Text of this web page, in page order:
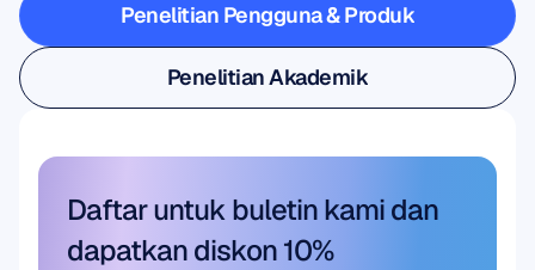
Penelitian Pengguna & Produk
Penelitian Pengguna & Produk
Penelitian Akademik
Penelitian Akademik
Daftar untuk buletin kami dan
dapatkan diskon 10%